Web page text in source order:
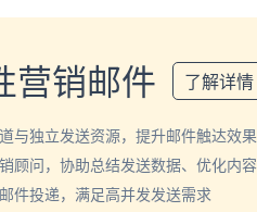
营销邮件 了解详情
与独立发送资源，提升邮件触达效果
顾问，协助总结发送数据、优化内
件投递，满足高并发发送需求